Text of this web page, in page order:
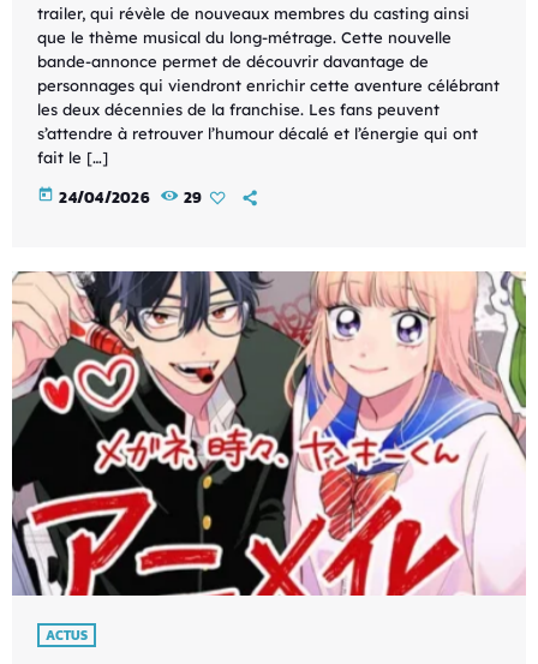
trailer, qui révèle de nouveaux membres du casting ainsi
que le thème musical du long-métrage. Cette nouvelle
bande-annonce permet de découvrir davantage de
personnages qui viendront enrichir cette aventure célébrant
les deux décennies de la franchise. Les fans peuvent
s’attendre à retrouver l’humour décalé et l’énergie qui ont
fait le […]
today 24/04/2026 29
ACTUS